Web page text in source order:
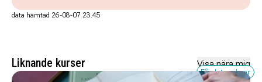
data hämtad 26-08-07 23.45
Liknande kurser Visa nära mig
Få platser kvar